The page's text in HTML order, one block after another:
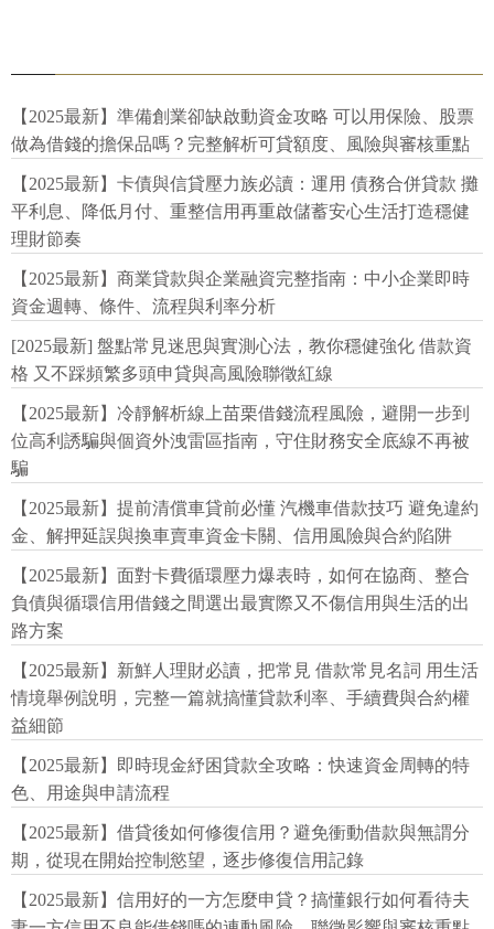
【2025最新】準備創業卻缺啟動資金攻略 可以用保險、股票
做為借錢的擔保品嗎？完整解析可貸額度、風險與審核重點
【2025最新】卡債與信貸壓力族必讀：運用 債務合併貸款 攤
平利息、降低月付、重整信用再重啟儲蓄安心生活打造穩健
理財節奏
【2025最新】商業貸款與企業融資完整指南：中小企業即時
資金週轉、條件、流程與利率分析
[2025最新] 盤點常見迷思與實測心法，教你穩健強化 借款資
格 又不踩頻繁多頭申貸與高風險聯徵紅線
【2025最新】冷靜解析線上苗栗借錢流程風險，避開一步到
位高利誘騙與個資外洩雷區指南，守住財務安全底線不再被
騙
【2025最新】提前清償車貸前必懂 汽機車借款技巧 避免違約
金、解押延誤與換車賣車資金卡關、信用風險與合約陷阱
【2025最新】面對卡費循環壓力爆表時，如何在協商、整合
負債與循環信用借錢之間選出最實際又不傷信用與生活的出
路方案
【2025最新】新鮮人理財必讀，把常見 借款常見名詞 用生活
情境舉例說明，完整一篇就搞懂貸款利率、手續費與合約權
益細節
【2025最新】即時現金紓困貸款全攻略：快速資金周轉的特
色、用途與申請流程
【2025最新】借貸後如何修復信用？避免衝動借款與無謂分
期，從現在開始控制慾望，逐步修復信用記錄
【2025最新】信用好的一方怎麼申貸？搞懂銀行如何看待夫